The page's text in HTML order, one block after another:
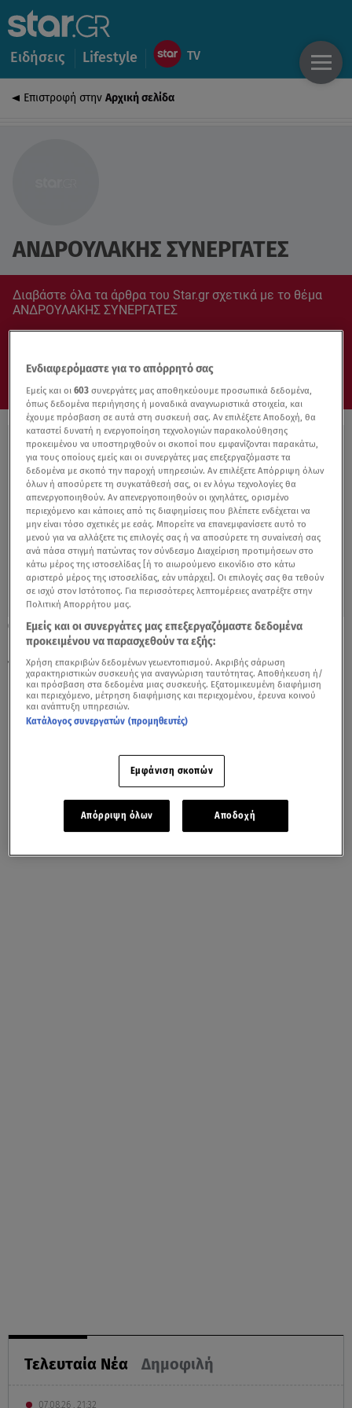
Ειδήσεις Lifestyle
Επιστροφή στην Αρχική σελίδα
ΑΝΔΡΟΥΛΑΚΗΣ ΣΥΝΕΡΓΑΤΕΣ
Διαβάστε όλα τα άρθρα του Star.gr σχετικά με το θέμα
ΑΝΔΡΟΥΛΑΚΗΣ ΣΥΝΕΡΓΑΤΕΣ
18.01.22, 22:04
ΚΙΝΑΛ: Όλοι οι άνθρωποι του νέου
προέδρου
Τελευταία Νέα Δημοφιλή
07.08.26 , 21:32
Ενδιαφερόμαστε για το απόρρητό σας
Εμείς και οι603 συνεργάτες μας αποθηκεύουμε προσωπικά δεδομένα,
όπως δεδομένα περιήγησης ή μοναδικά αναγνωριστικά στοιχεία, και
έχουμε πρόσβαση σε αυτά στη συσκευή σας. Αν επιλέξετε Αποδοχή, θα
καταστεί δυνατή η ενεργοποίηση τεχνολογιών παρακολούθησης
προκειμένου να υποστηριχθούν οι σκοποί που εμφανίζονται παρακάτω,
για τους οποίους εμείς και οι συνεργάτες μας επεξεργαζόμαστε τα
δεδομένα με σκοπό την παροχή υπηρεσιών. Αν επιλέξετε Απόρριψη όλων
όλων ή αποσύρετε τη συγκατάθεσή σας, οι εν λόγω τεχνολογίες θα
απενεργοποιηθούν. Αν απενεργοποιηθούν οι ιχνηλάτες, ορισμένο
περιεχόμενο και κάποιες από τις διαφημίσεις που βλέπετε ενδέχεται να
μην είναι τόσο σχετικές με εσάς. Μπορείτε να επανεμφανίσετε αυτό το
μενού για να αλλάξετε τις επιλογές σας ή να αποσύρετε τη συναίνεσή σας
ανά πάσα στιγμή πατώντας τον σύνδεσμο Διαχείριση προτιμήσεων στο
κάτω μέρος της ιστοσελίδας [ή το αιωρούμενο εικονίδιο στο κάτω
αριστερό μέρος της ιστοσελίδας, εάν υπάρχει]. Οι επιλογές σας θα τεθούν
σε ισχύ στον Ιστότοπος. Για περισσότερες λεπτομέρειες ανατρέξτε στην
Πολιτική Απορρήτου μας.
Εμείς και οι συνεργάτες μας επεξεργαζόμαστε δεδομένα
προκειμένου να παρασχεθούν τα εξής:
Χρήση επακριβών δεδομένων γεωεντοπισμού. Ακριβής σάρωση
χαρακτηριστικών συσκευής για αναγνώριση ταυτότητας. Αποθήκευση ή/
και πρόσβαση στα δεδομένα μιας συσκευής. Εξατομικευμένη διαφήμιση
και περιεχόμενο, μέτρηση διαφήμισης και περιεχομένου, έρευνα κοινού
και ανάπτυξη υπηρεσιών.
Κατάλογος συνεργατών (προμηθευτές)
Εμφάνιση σκοπών
Απόρριψη όλων Αποδοχή